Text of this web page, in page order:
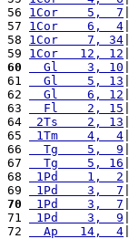
56 1Cor    5,  7
57 1Cor    6,  4
58 1Cor    7, 34
59 1Cor   12, 12
60
  Gl    3, 10
61
  Gl    5, 13
62
  Gl    6, 12
63
  Fl    2, 15
64
2Ts    2, 13
65
1Tm    4,  4
66
  Tg    5,  9
67
  Tg    5, 16
68
1Pd    1,  2
69
1Pd    3,  7
70
1Pd    3,  7
71
1Pd    3,  9
72
  Ap   14,  4